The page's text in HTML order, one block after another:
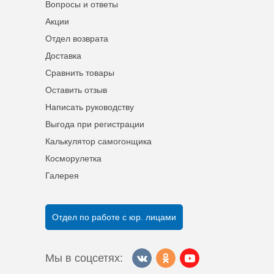
Вопросы и ответы
Акции
Отдел возврата
Доставка
Сравнить товары
Оставить отзыв
Написать руководству
Выгода при регистрации
Калькулятор самогонщика
Косморулетка
Галерея
Отдел по работе с юр. лицами
Мы в соцсетях: